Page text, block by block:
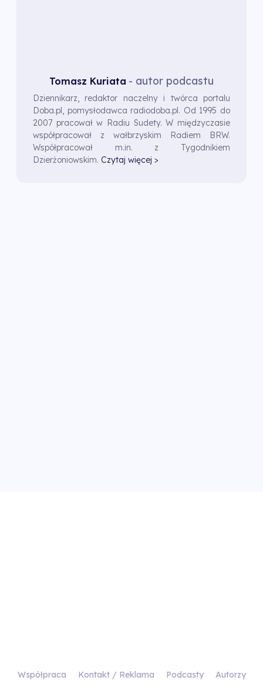
Tomasz Kuriata - autor podcastu
Dziennikarz, redaktor naczelny i twórca portalu
Doba.pl, pomysłodawca radiodoba.pl. Od 1995 do
2007 pracował w Radiu Sudety. W międzyczasie
współpracował z wałbrzyskim Radiem BRW.
Współpracował m.in. z Tygodnikiem
Dzierżoniowskim. Czytaj więcej >
Współpraca Kontakt / Reklama Podcasty Autorzy